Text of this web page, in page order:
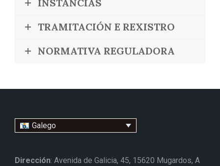
INSTANCIAS
TRAMITACIÓN E REXISTRO
NORMATIVA REGULADORA
Galego
Dirección: Avenida de Galicia, 45, 15620 Mugardos, A